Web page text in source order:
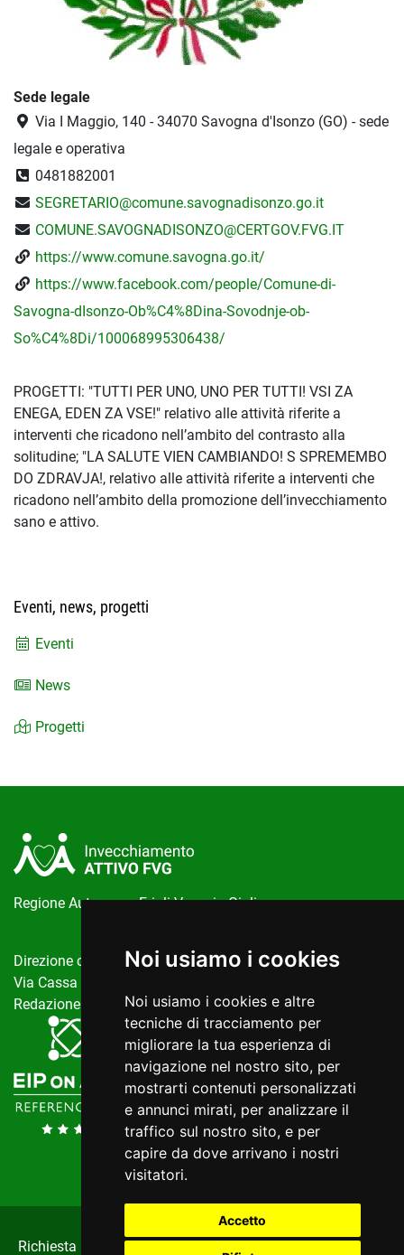
Noi usiamo i cookies
Noi usiamo i cookies e altre
tecniche di tracciamento per
migliorare la tua esperienza di
navigazione nel nostro sito, per
mostrarti contenuti personalizzati
e annunci mirati, per analizzare il
traffico sul nostro sito, e per
capire da dove arrivano i nostri
visitatori.
Accetto
Sede legale
Via I Maggio, 140 - 34070 Savogna d'Isonzo (GO) - sede
legale e operativa
0481882001
SEGRETARIO@comune.savognadisonzo.go.it
COMUNE.SAVOGNADISONZO@CERTGOV.FVG.IT
https://www.comune.savogna.go.it/
https://www.facebook.com/people/Comune-di-
Savogna-dIsonzo-Ob%C4%8Dina-Sovodnje-ob-
So%C4%8Di/100068995306438/
PROGETTI: "TUTTI PER UNO, UNO PER TUTTI! VSI ZA
ENEGA, EDEN ZA VSE!" relativo alle attività riferite a
interventi che ricadono nell’ambito del contrasto alla
solitudine; "LA SALUTE VIEN CAMBIANDO! S SPREMEMBO
DO ZDRAVJA!, relativo alle attività riferite a interventi che
ricadono nell’ambito della promozione dell’invecchiamento
sano e attivo.
Eventi, news, progetti
Eventi
News
Progetti
Regione Autonoma Friuli Venezia Giulia
Direzione centrale salute, politiche sociali e disabilità
Via Cassa di Risparmio, 10 Trieste
Redazione del portale:invecchiamentoattivo@regione.fvg.it
Richiesta Informazioni| Privacy| Cookie|